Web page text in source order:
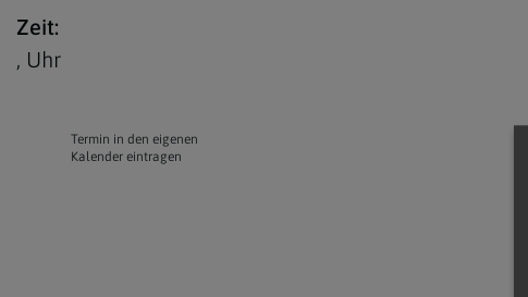
Zeit:
, Uhr
Termin in den eigenen
Kalender eintragen